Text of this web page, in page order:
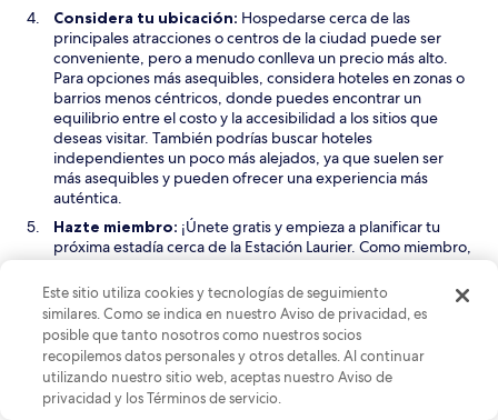
Considera tu ubicación: Hospedarse cerca de las
principales atracciones o centros de la ciudad puede ser
conveniente, pero a menudo conlleva un precio más alto.
Para opciones más asequibles, considera hoteles en zonas o
barrios menos céntricos, donde puedes encontrar un
equilibrio entre el costo y la accesibilidad a los sitios que
deseas visitar. También podrías buscar hoteles
independientes un poco más alejados, ya que suelen ser
más asequibles y pueden ofrecer una experiencia más
auténtica.
Hazte miembro: ¡Únete gratis y empieza a planificar tu
próxima estadía cerca de la Estación Laurier. Como miembro,
tendrás acceso a precios exclusivos para miembros en más
de 100,000 hoteles en todo el mundo. Disfruta de los
beneficios de ascender rápidamente de categoría de
membresía, lo que puede llevar a ventajas como mejoras de
habitación gratuitas (cuando estén disponibles) y
descuentos en alimentos y bebidas en propiedades
seleccionadas con Acceso VIP. ¡No te pierdas estos grandes
ahorros y recompensas para tus viajes.
Este sitio utiliza cookies y tecnologías de seguimiento
similares. Como se indica en nuestro Aviso de privacidad, es
posible que tanto nosotros como nuestros socios
recopilemos datos personales y otros detalles. Al continuar
utilizando nuestro sitio web, aceptas nuestro Aviso de
privacidad y los Términos de servicio.